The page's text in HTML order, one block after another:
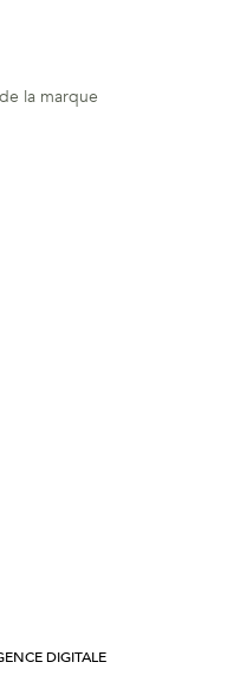
la marque
DIGITALE